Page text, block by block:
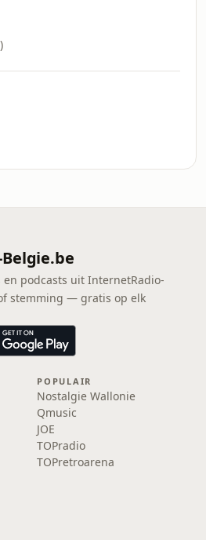
podcasts uit InternetRadio-
stemming — gratis op elk
POPULAIR
Nostalgie Wallonie
Qmusic
JOE
TOPradio
TOPretroarena